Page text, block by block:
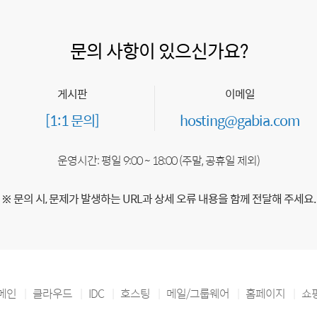
문의 사항이 있으신가요?
게시판
[1:1 문의]
이메일
hosting@gabia.com
운영시간: 평일 9:00 ~ 18:00 (주말, 공휴일 제외)
※ 문의 시, 문제가 발생하는 URL과 상세 오류 내용을 함께 전달해 주세요.
인 클라우드 IDC 호스팅 메일/그룹웨어 홈페이지 쇼